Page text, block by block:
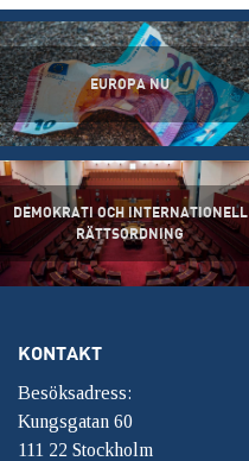
EUROPA NU
DEMOKRATI OCH INTERNATIONELL
RÄTTSORDNING
KONTAKT
Besöksadress:
Kungsgatan 60
111 22 Stockholm